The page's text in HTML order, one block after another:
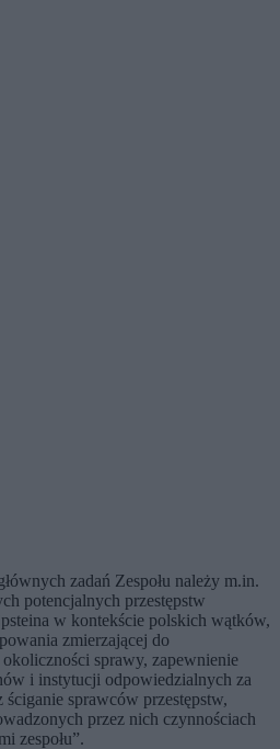
zadań Zespołu należy m.in.
potencjalnych przestępstw
w kontekście polskich wątków,
zmierzającej do
sprawy, zapewnienie
i instytucji odpowiedzialnych za
sprawców przestępstw,
przez nich czynnościach
zespołu”.